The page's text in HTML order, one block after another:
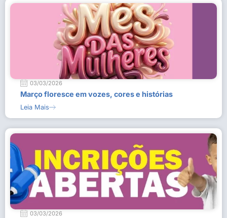
03/03/2026
Março floresce em vozes, cores e histórias
Leia Mais
03/03/2026